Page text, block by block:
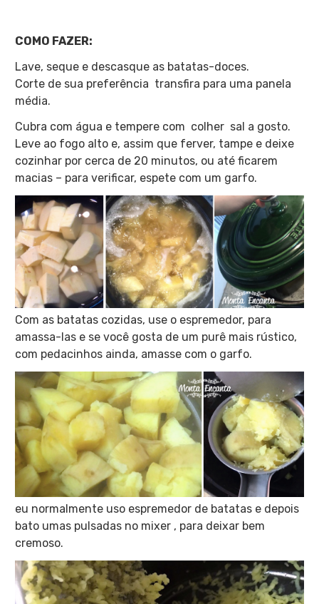
COMO FAZER:
Lave, seque e descasque as batatas-doces.
Corte de sua preferência transfira para uma panela
média.
Cubra com água e tempere com colher sal a gosto.
Leve ao fogo alto e, assim que ferver, tampe e deixe
cozinhar por cerca de 20 minutos, ou até ficarem
macias – para verificar, espete com um garfo.
Com as batatas cozidas, use o espremedor, para
amassa-las e se você gosta de um purê mais rústico,
com pedacinhos ainda, amasse com o garfo.
eu normalmente uso espremedor de batatas e depois
bato umas pulsadas no mixer , para deixar bem
cremoso.